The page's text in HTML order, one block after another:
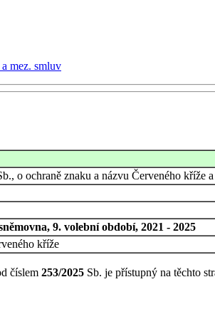
mez. smluv
o ochraně znaku a názvu Červeného kříže
9. volební období, 2021 - 2025
kříže
číslem 253/2025 Sb. je přístupný na těchto